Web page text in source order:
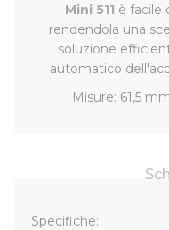
Mini 511 è facile
rendendola una
soluzione
automatico
Misure: 61,5
Specifiche: